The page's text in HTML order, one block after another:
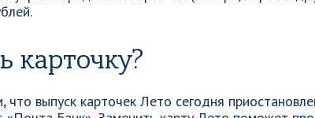
карточку?
выпуск карточек Лето сегодня